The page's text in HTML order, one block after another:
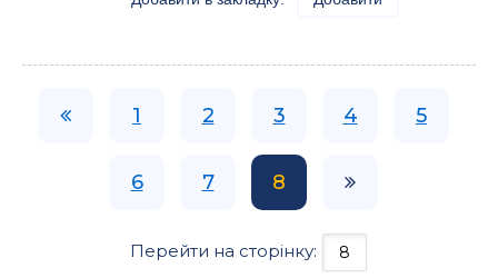
1 2 3 4 5
6 7 8
Перейти на сторінку: